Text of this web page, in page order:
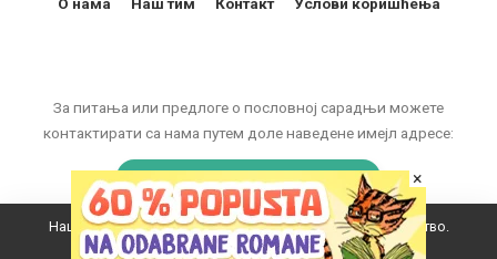
За питања или предлоге о пословној сарадњи можете
контактирати са нама путем доле наведене имејл адресе:
marketing@zelenaucionica.com
Наш вебсајт користи колачиће да побољша ваше искуство.
×